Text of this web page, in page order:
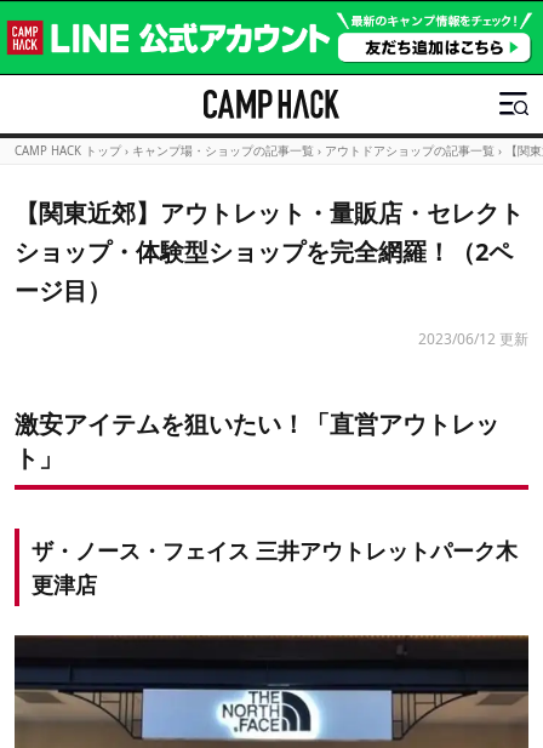
CAMP HACK トップ › キャンプ場・ショップの記事一覧 › アウトドアショップの記事一覧 › 【関
【関東近郊】アウトレット・量販店・セレクト
ショップ・体験型ショップを完全網羅！（2ペ
ージ目）
2023/06/12 更新
激安アイテムを狙いたい！「直営アウトレッ
ト」
ザ・ノース・フェイス 三井アウトレットパーク木
更津店